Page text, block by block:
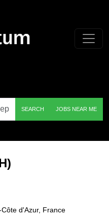
SEARCH JOBS NEAR ME
d'Azur, France